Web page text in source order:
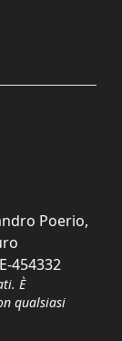
Poerio,
454332
È
qualsiasi